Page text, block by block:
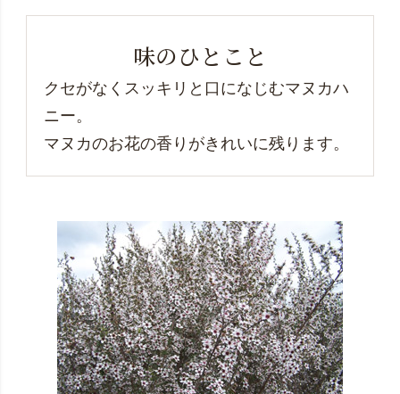
味のひとこと
クセがなくスッキリと口になじむマヌカハ
ニー。
マヌカのお花の香りがきれいに残ります。